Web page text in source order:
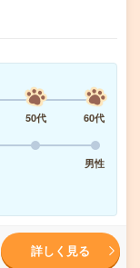
50代
60代
男性
詳しく見る